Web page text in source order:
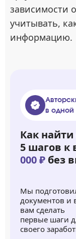
зависимости
учитывать,
информацию.
в
Как найти
5 шагов к
000 ₽ без
Мы
документов и
вам сделать
первые шаги
своего